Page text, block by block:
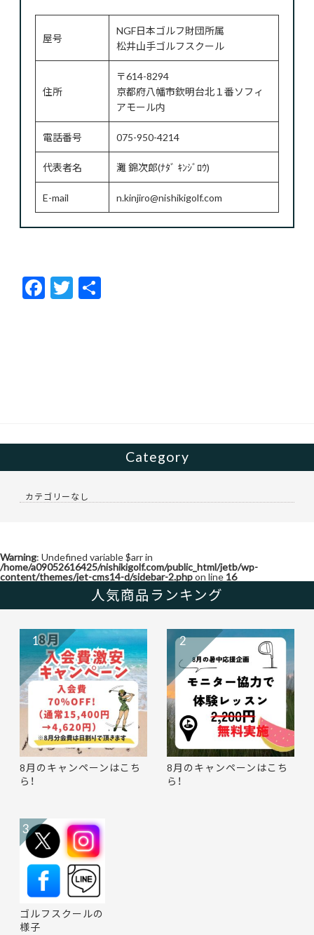
屋号
NGF日本ゴルフ財団所属
松井山手ゴルフスクール
住所
〒614-8294
京都府八幡市欽明台北１番ソフィ
アモール内
電話番号 075-950-4214
代表者名 灘 錦次郎(ﾅﾀﾞ ｷﾝｼﾞﾛｳ)
E-mail n.kinjiro@nishikigolf.com
F
ac
T
w
Category
カテゴリーなし
Warning: Undefined variable $arr in
/home/a09052616425/nishikigolf.com/public_html/jetb/wp-
content/themes/jet-cms14-d/sidebar-2.phpon line 16
人気商品ランキング
8月のキャンペーンはこち
ら！
1
8月のキャンペーンはこち
ら！
2
ゴルフスクールの
様子
3